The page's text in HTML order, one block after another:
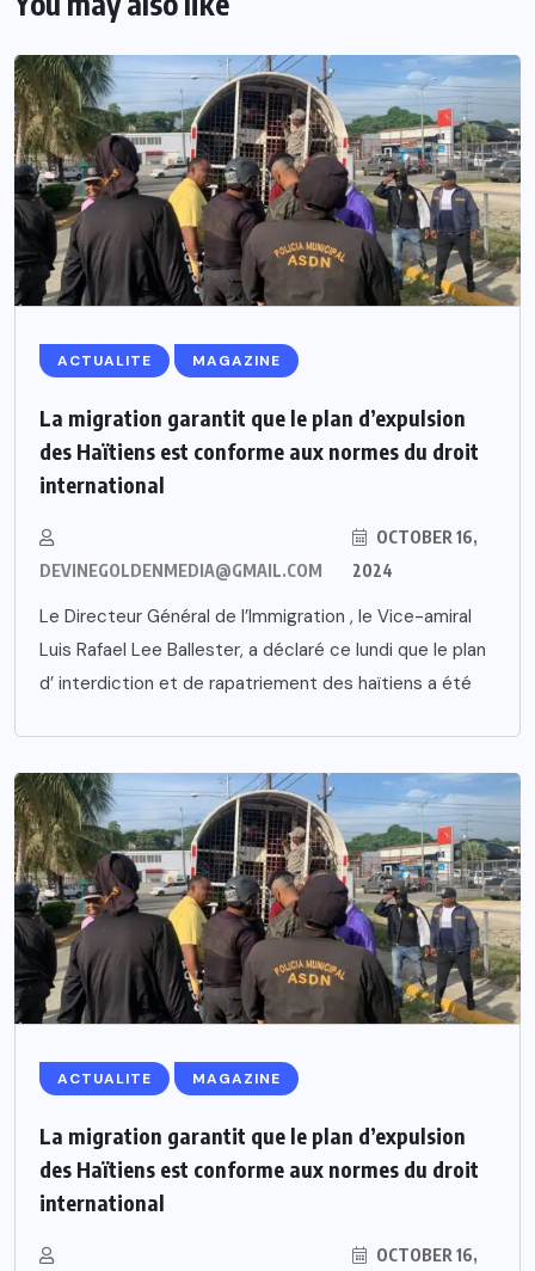
ACTUALITE MAGAZINE
La migration garantit que le plan d’expulsion
des Haïtiens est conforme aux normes du droit
international
DEVINEGOLDENMEDIA@GMAIL.COM
OCTOBER 16,
2024
Le Directeur Général de l’Immigration , le Vice-amiral
Luis Rafael Lee Ballester, a déclaré ce lundi que le plan
d’ interdiction et de rapatriement des haïtiens a été
ACTUALITE MAGAZINE
La migration garantit que le plan d’expulsion
des Haïtiens est conforme aux normes du droit
international
OCTOBER 16,